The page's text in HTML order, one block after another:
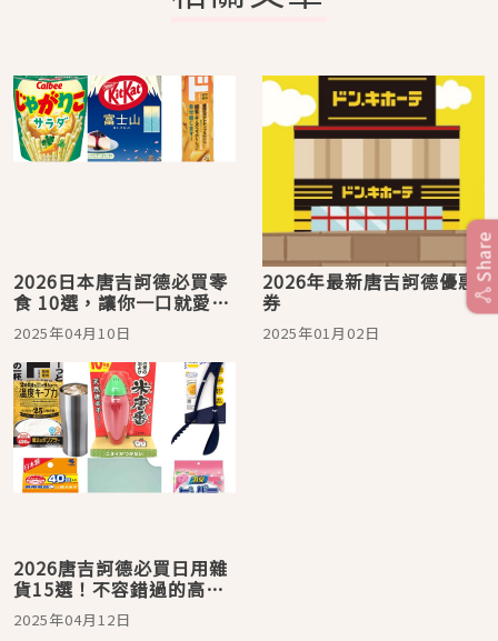
2026日本唐吉訶德必買零
食 10選，讓你一口就愛
上！
2025年04月10日
2026年最新唐吉訶德優惠
券
2025年01月02日
2026唐吉訶德必買日用雜
貨15選！不容錯過的高CP
值好物
2025年04月12日
Share